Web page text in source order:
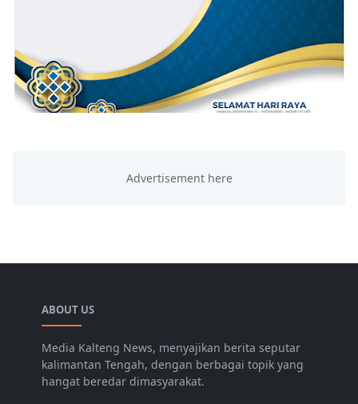
ABOUT US
Media Kalteng News, menyajikan berita seputar
kalimantan Tengah, dengan berbagai topik yang
hangat beredar dimasyarakat.